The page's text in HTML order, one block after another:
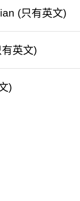
(只有英文)
英文)
)